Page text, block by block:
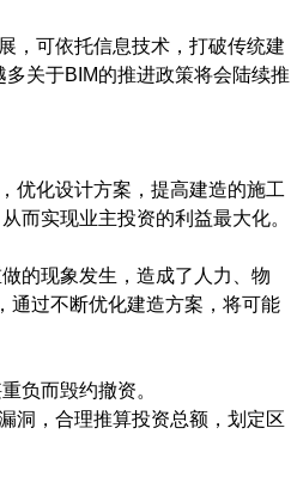
，可依托信息技术，打破传统建
关于BIM的推进政策将会陆续推
优化设计方案，提高建造的施工
而实现业主投资的利益最大化。
的现象发生，造成了人力、物
通过不断优化建造方案，将可能
负而毁约撤资。
洞，合理推算投资总额，划定区